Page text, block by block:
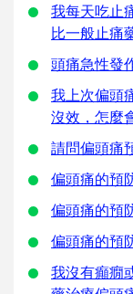
我每天吃止
比一般止痛
頭痛急性發
我上次偏頭
沒效，怎麼
請問偏頭痛
偏頭痛的預
偏頭痛的預
偏頭痛的預
我沒有癲癇